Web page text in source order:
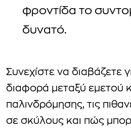
φροντίδα το
δυνατό.
Συνεχίστε να διαβάζετε
διαφορά μεταξύ εμετού
παλινδρόμησης, τις
σε σκύλους και πώς